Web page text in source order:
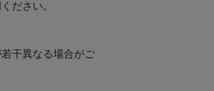
ださい。
干異なる場合がご